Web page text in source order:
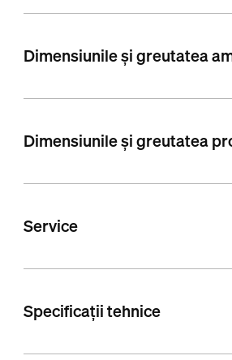
Dimensiunile și greutatea
Dimensiunile și greutatea
Service
Specificații tehnice